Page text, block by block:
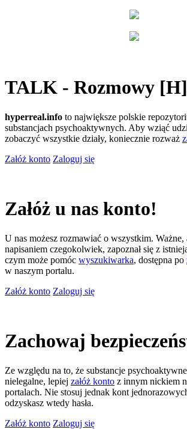
TALK - Rozmowy [H]
hyperreal.info to największe polskie
substancjach psychoaktywnych. Aby wziąć
zobaczyć wszystkie działy, koniecznie rozważ
Załóż konto Zaloguj się
Załóż u nas konto!
U nas możesz rozmawiać o wszystkim. Ważne,
napisaniem czegokolwiek, zapoznał się z
czym może pomóc wyszukiwarka, dostępna po
w naszym portalu.
Załóż konto Zaloguj się
Zachowaj
Ze względu na to, że substancje
nielegalne, lepiej załóż konto z innym nickiem
portalach. Nie stosuj jednak kont
odzyskasz wtedy hasła.
Załóż konto Zaloguj się